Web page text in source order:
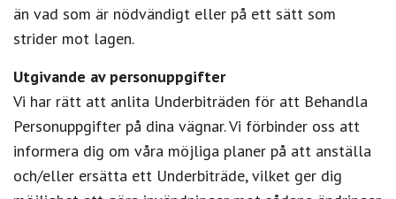
än vad som är nödvändigt eller på ett sätt som
strider mot lagen.
Utgivande av personuppgifter
Vi har rätt att anlita Underbiträden för att Behandla
Personuppgifter på dina vägnar. Vi förbinder oss att
informera dig om våra möjliga planer på att anställa
och/eller ersätta ett Underbiträde, vilket ger dig